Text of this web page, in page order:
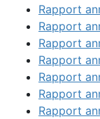
Rapport
Rapport
Rapport
Rapport
Rapport
Rapport
Rapport